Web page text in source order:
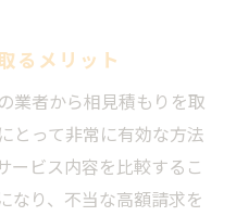
るメリット
業者から相見積もりを取
とって非常に有効な方法
ービス内容を比較するこ
なり、不当な高額請求を